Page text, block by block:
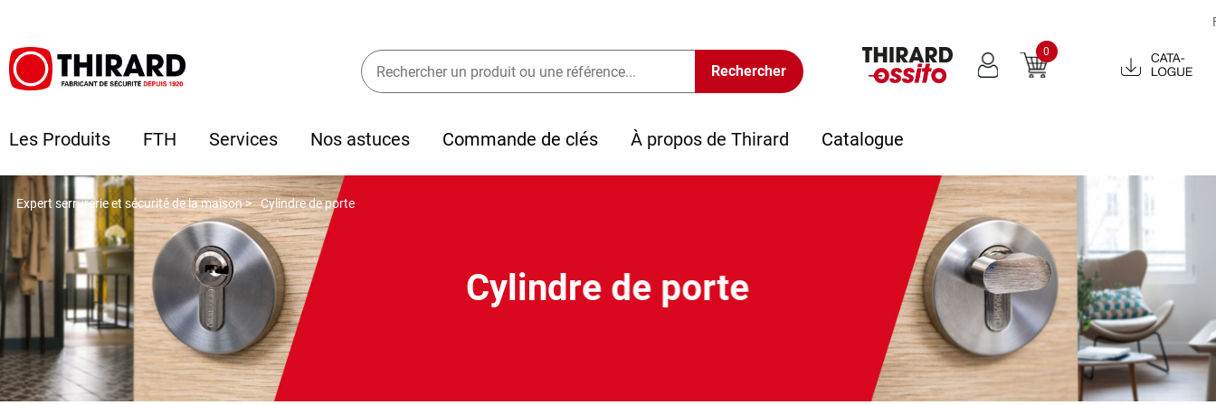
0
Catalogue
2022
Les Produits FTH Services Nos astuces Commande de clés À propos de Thirard Catalogue
Expert serrurerie et sécurité de la maison > Cylindre de porte
Cylindre de porte